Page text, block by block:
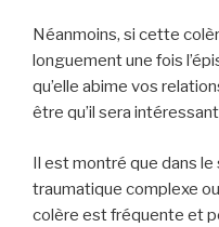
Néanmoins, si cette
longuement une fois
qu’elle abime vos
être qu’il sera
Il est montré que dans
traumatique complexe
colère est fréquente et